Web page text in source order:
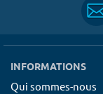
INFORMATIONS
Qui sommes-nous